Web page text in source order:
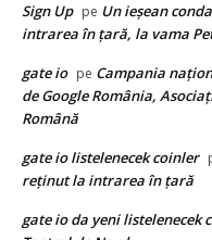
Sign Up pe Un ieșean
intrarea în țară, la vama
gate io pe Campania
de Google România,
Română
gate io listelenecek coinler
reținut la intrarea în țară
gate io da yeni listelenecek